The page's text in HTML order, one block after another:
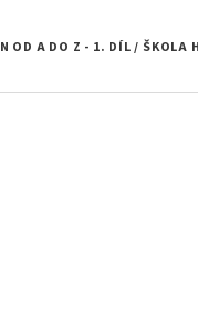
OD A DO Z - 1. DÍL / ŠKOLA